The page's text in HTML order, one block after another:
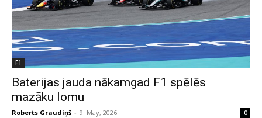
F1
Baterijas jauda nākamgad F1 spēlēs
mazāku lomu
Roberts Graudiņš - 9. May, 2026 0